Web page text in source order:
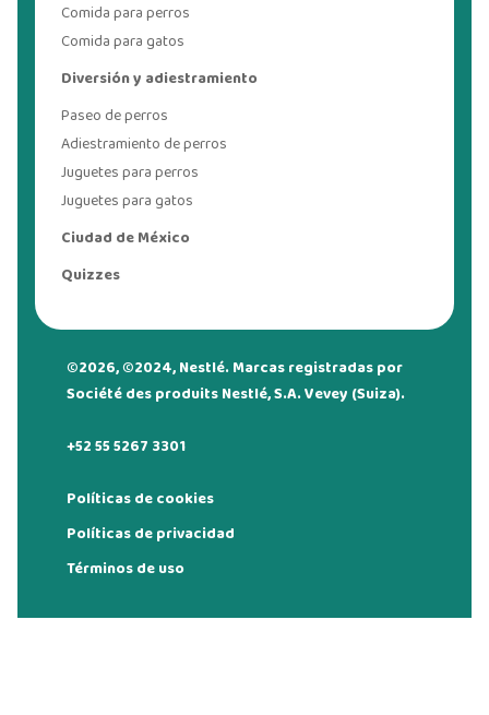
Comida para perros
Comida para gatos
Diversión y adiestramiento
Paseo de perros
Adiestramiento de perros
Juguetes para perros
Juguetes para gatos
Ciudad de México
Quizzes
©2026, ©2024, Nestlé. Marcas registradas por
Société des produits Nestlé, S.A. Vevey (Suiza).
+52 55 5267 3301
Políticas de cookies
Políticas de privacidad
Términos de uso